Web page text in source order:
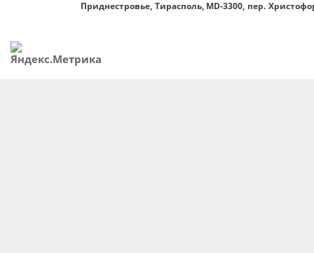
Приднестровье, Тирасполь, MD-3300, пер.